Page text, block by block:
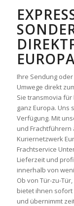
Ihre Sendung
Umwege direkt
Sie transmovia
ganz Europa. Uns
Verfügung. Mit
und Frachtführern
Kuriernetzwerk
Frachtservice
Lieferzeit und
innerhalb von
Ob von Tür-zu-
bietet ihnen sofort
und übernimmt